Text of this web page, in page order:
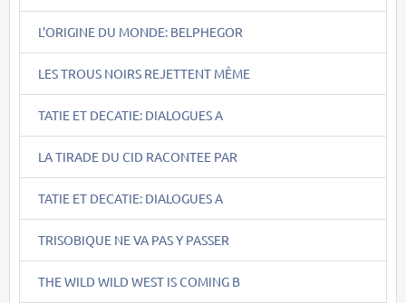
L'ORIGINE DU MONDE: BELPHEGOR
LES TROUS NOIRS REJETTENT MÊME
TATIE ET DECATIE: DIALOGUES A
LA TIRADE DU CID RACONTEE PAR
TATIE ET DECATIE: DIALOGUES A
TRISOBIQUE NE VA PAS Y PASSER
THE WILD WILD WEST IS COMING B